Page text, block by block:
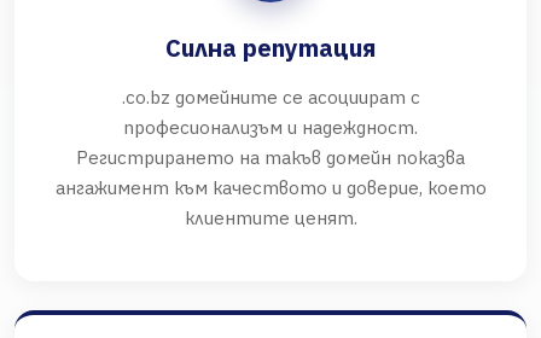
Силна репутация
.co.bz домейните се асоциират с
професионализъм и надеждност.
Регистрирането на такъв домейн показва
ангажимент към качеството и доверие, което
клиентите ценят.